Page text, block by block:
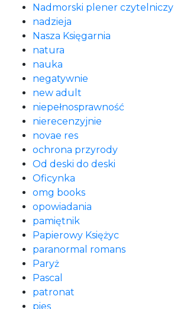
Nadmorski plener czytelniczy
nadzieja
Nasza Księgarnia
natura
nauka
negatywnie
new adult
niepełnosprawność
nierecenzyjnie
novae res
ochrona przyrody
Od deski do deski
Oficynka
omg books
opowiadania
pamiętnik
Papierowy Księżyc
paranormal romans
Paryż
Pascal
patronat
pies